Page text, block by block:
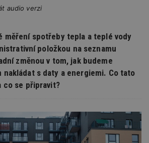
audio verzi
měření spotřeby tepla a teplé vody
položkou na seznamu
změnou v tom, jak budeme
nakládat s daty a energiemi. Co tato
co se připravit?